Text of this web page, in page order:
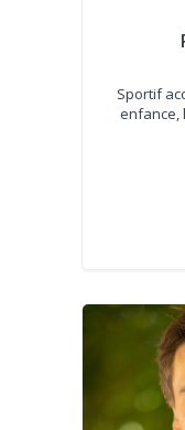
Sportif
enfance,